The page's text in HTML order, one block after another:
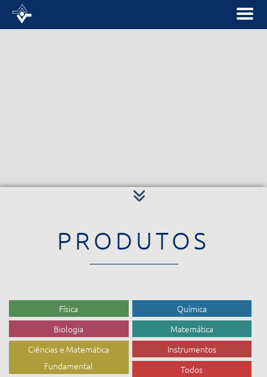
PRODUTOS
Física
Química
Biologia
Matemática
Ciências e Matemática
Fundamental
Instrumentos
Todos